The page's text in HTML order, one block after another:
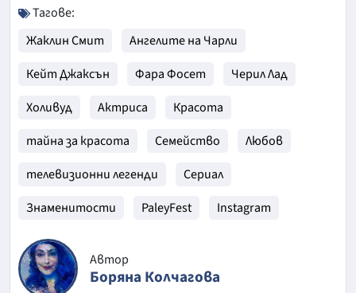
Тагове:
Жаклин Смит
Ангелите на Чарли
Кейт Джаксън
Фара Фосет
Черил Лад
Холивуд
Актриса
Красота
тайна за красота
Семейство
Любов
телевизионни легенди
Сериал
Знаменитости
PaleyFest Instagram
Автор
Боряна Колчагова